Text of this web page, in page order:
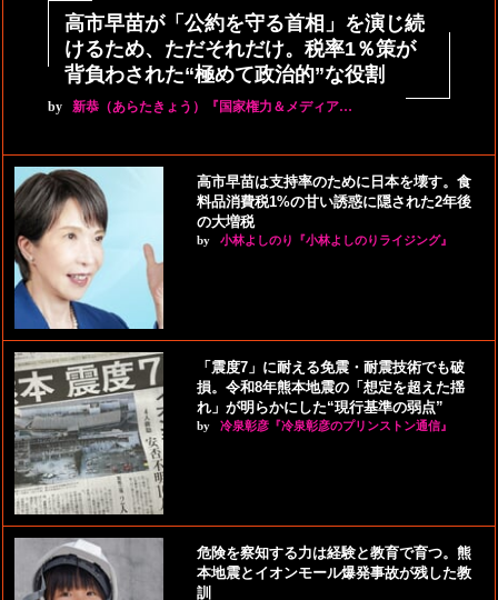
高市早苗が「公約を守る首相」を演じ続
けるため、ただそれだけ。税率1％策が
背負わされた“極めて政治的”な役割
by 新恭（あらたきょう）『国家権力＆メディア…
高市早苗は支持率のために日本を壊す。食
料品消費税1%の甘い誘惑に隠された2年後
の大増税
by 小林よしのり『小林よしのりライジング』
「震度7」に耐える免震・耐震技術でも破
損。令和8年熊本地震の「想定を超えた揺
れ」が明らかにした“現行基準の弱点”
by 冷泉彰彦『冷泉彰彦のプリンストン通信』
危険を察知する力は経験と教育で育つ。熊
本地震とイオンモール爆発事故が残した教
訓